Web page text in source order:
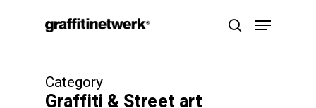
search
Menu
Category
Graffiti & Street art